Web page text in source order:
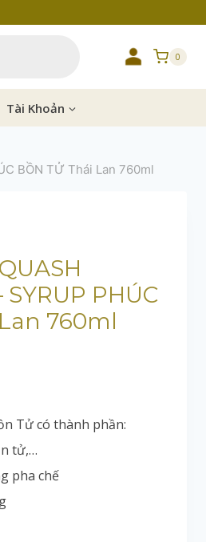
0
Tài Khoản
BỒN TỬ Thái Lan 760ml
SYRUP PHÚC
760ml
Tử có thành phần:
tử,…
pha chế